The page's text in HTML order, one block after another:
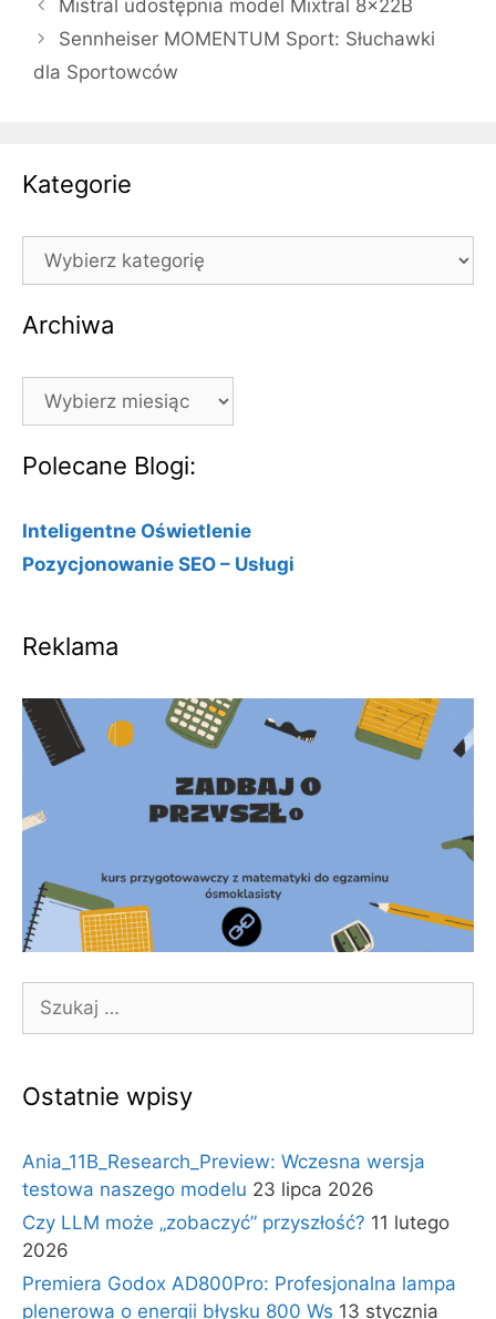
Mistral udostępnia model Mixtral 8x22B
Sennheiser MOMENTUM Sport: Słuchawki
dla Sportowców
Kategorie
Kategorie
Archiwa
Archiwa
Polecane Blogi:
Inteligentne Oświetlenie
Pozycjonowanie SEO – Usługi
Reklama
Szukaj:
Ostatnie wpisy
Ania_11B_Research_Preview: Wczesna wersja
testowa naszego modelu 23 lipca 2026
Czy LLM może „zobaczyć” przyszłość? 11 lutego
2026
Premiera Godox AD800Pro: Profesjonalna lampa
plenerowa o energii błysku 800 Ws 13 stycznia